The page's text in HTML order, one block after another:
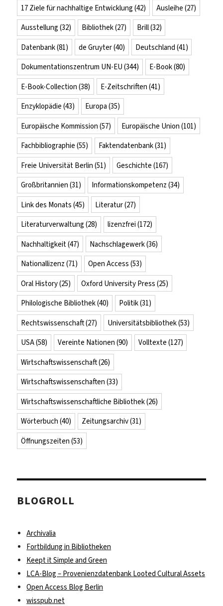
17 Ziele für nachhaltige Entwicklung (42) Ausleihe (27)
Ausstellung (32) Bibliothek(27) Brill(32)
Datenbank(81) de Gruyter(40) Deutschland (41)
Dokumentationszentrum UN-EU (344) E-Book(80)
E-Book-Collection (38) E-Zeitschriften (41)
Enzyklopädie (43) Europa (35)
Europäische Kommission (57) Europäische Union (101)
Fachbibliographie (55) Faktendatenbank(31)
Freie Universität Berlin (51) Geschichte (167)
Großbritannien (31) Informationskompetenz (34)
Link des Monats (45) Literatur(27)
Literaturverwaltung (28) lizenzfrei (172)
Nachhaltigkeit(47) Nachschlagewerk(36)
Nationallizenz (71) Open Access (53)
Oral History(25) Oxford University Press (25)
Philologische Bibliothek(40) Politik(31)
Rechtswissenschaft(27) Universitätsbibliothek(53)
USA(58) Vereinte Nationen (90) Volltexte (127)
Wirtschaftswissenschaft(26)
Wirtschaftswissenschaften (33)
Wirtschaftswissenschaftliche Bibliothek(26)
Wörterbuch (40) Zeitungsarchiv(31)
Öffnungszeiten (53)
BLOGROLL
Archivalia
Fortbildung in Bibliotheken
Keept it Simple and Green
LCA-Blog – Provenienzdatenbank Looted Cultural Assets
Open Access Blog Berlin
wisspub.net